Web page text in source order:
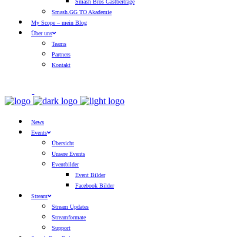
Smash Bros Gastbeiträge
Smash.GG TO Akademie
My Scope – mein Blog
Über uns
Teams
Partners
Kontakt
News
Events
Übersicht
Unsere Events
Eventbilder
Event Bilder
Facebook Bilder
Stream
Stream Updates
Streamformate
Support